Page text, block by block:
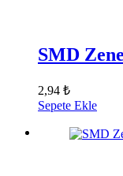
SMD
2,94 ₺
Sepete Ekle